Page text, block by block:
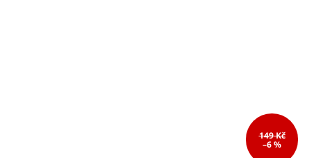
149 Kč
–6 %